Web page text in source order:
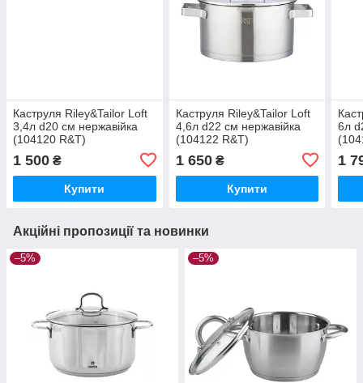
Каструля Riley&Tailor Loft
3,4л d20 см нержавійка
(104120 R&T)
1 500 ₴
Купити
Каструля Riley&Tailor Loft
4,6л d22 см нержавійка
(104122 R&T)
1 650₴
Купити
6л
1
Акційні пропозиції та новинки
–5% –5%